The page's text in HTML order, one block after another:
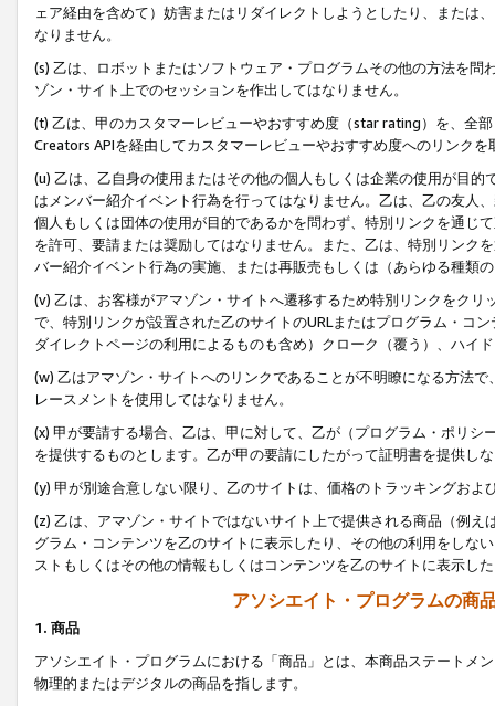
ェア経由を含めて）妨害またはリダイレクトしようとしたり、または
なりません。
(s) 乙は、ロボットまたはソフトウェア・プログラムその他の方法を
ゾン・サイト上でのセッションを作出してはなりません。
(t) 乙は、甲のカスタマーレビューやおすすめ度（star rating）を、全
Creators APIを経由してカスタマーレビューやおすすめ度へのリンクを
(u) 乙は、乙自身の使用またはその他の個人もしくは企業の使用が目
はメンバー紹介イベント行為を行ってはなりません。乙は、乙の友人
個人もしくは団体の使用が目的であるかを問わず、特別リンクを通じ
を許可、要請または奨励してはなりません。また、乙は、特別リンク
バー紹介イベント行為の実施、または再販売もしくは（あらゆる種類
(v) 乙は、お客様がアマゾン・サイトへ遷移するため特別リンクをク
で、特別リンクが設置された乙のサイトのURLまたはプログラム・コ
ダイレクトページの利用によるものも含め）クローク（覆う）、ハイ
(w) 乙はアマゾン・サイトへのリンクであることが不明瞭になる方法
レースメントを使用してはなりません。
(x) 甲が要請する場合、乙は、甲に対して、乙が（プログラム・ポリ
を提供するものとします。乙が甲の要請にしたがって証明書を提供し
(y) 甲が別途合意しない限り、乙のサイトは、価格のトラッキングお
(z) 乙は、アマゾン・サイトではないサイト上で提供される商品（例
グラム・コンテンツを乙のサイトに表示したり、その他の利用をしな
ストもしくはその他の情報もしくはコンテンツを乙のサイトに表示し
アソシエイト・プログラムの商
1. 商品
アソシエイト・プログラムにおける「商品」とは、本商品ステートメ
物理的またはデジタルの商品を指します。